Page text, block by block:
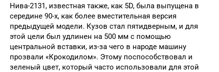
Нива-2131, известная также, как 5D, была выпущена в
середине 90-х, как более вместительная версия
предыдущей модели. Кузов стал пятидверным, и для
этой цели был удлинен на 500 мм с помощью
центральной вставки, из-за чего в народе машину
прозвали «Крокодилом». Этому поспособствовал и
зеленый цвет, который часто использовали для этой